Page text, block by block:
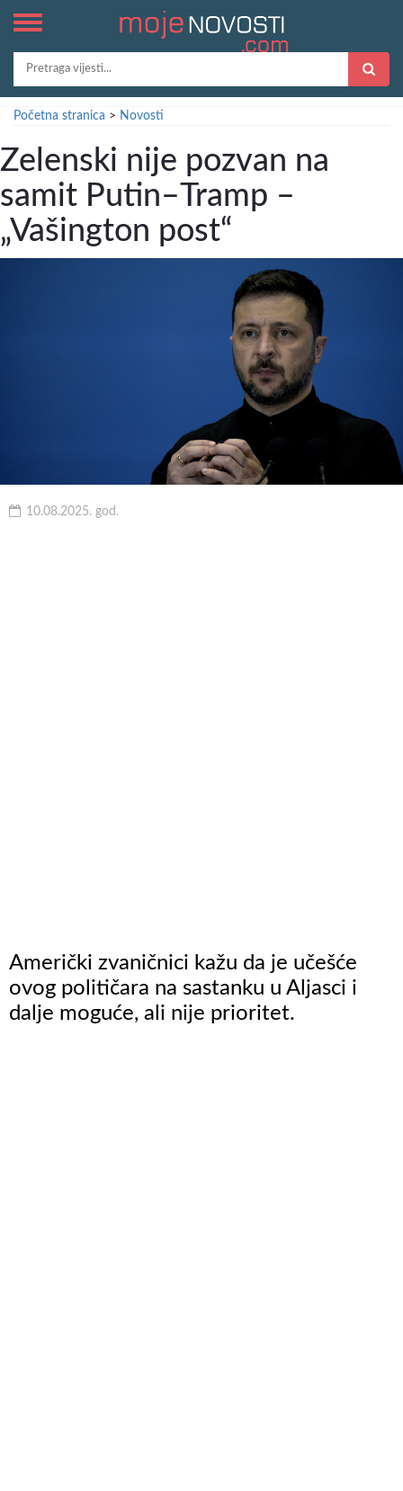
Početna stranica > Novosti
Zelenski nije pozvan na
samit Putin–Tramp –
„Vašington post“
10.08.2025. god.
Američki zvaničnici kažu da je učešće
ovog političara na sastanku u Aljasci i
dalje moguće, ali nije prioritet.